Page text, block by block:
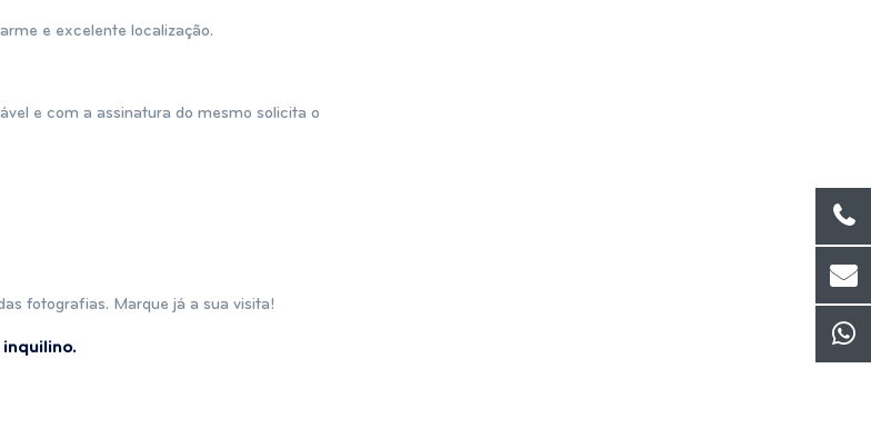
e excelente localização.
e com a assinatura do mesmo solicita o
fotografias. Marque já a sua visita!